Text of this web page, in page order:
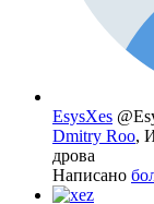
EsysXes
Dmitry Roo,
дрова
Написано